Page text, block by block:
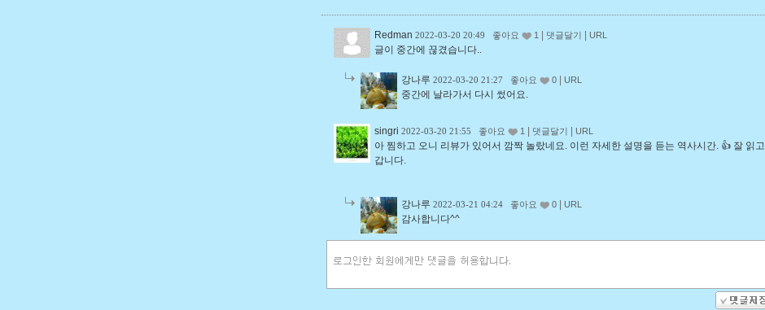
Redman 2022-03-20 20:49 좋아요 1 댓글달기 URL
글이 중간에 끊겼습니다..
강나루 2022-03-20 21:27 좋아요 0 URL
중간에 날라가서 다시 썼어요.
singri 2022-03-20 21:55 좋아요 1 댓글달기 URL
아 찜하고 오니 리뷰가 있어서 깜짝 놀랐네요. 이런 자세한 설명을 듣는 역사시간. 👍 잘 읽고
갑니다.
강나루 2022-03-21 04:24 좋아요 0 URL
감사합니다^^